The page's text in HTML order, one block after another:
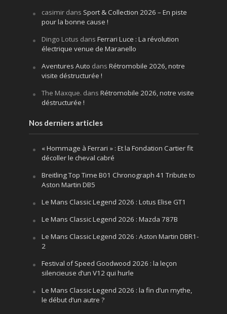
casimirdans Sport & Collection 2026 – En piste
pour la bonne cause !
Dingo Lotus dans Ferrari Luce : La révolution
électrique venue de Maranello
Aventures Auto dans Rétromobile 2026, notre
visite déstructurée !
The Maxque. dans Rétromobile 2026, notre visite
déstructurée !
Nos derniers articles
« Hommage à Ferrari » : Et la Fondation Cartier fit
décoller le cheval cabré
Breitling Top Time B01 Chronograph 41 Tribute to
Aston Martin DB5
Le Mans Classic Legend 2026 : Lotus Elise GT1
Le Mans Classic Legend 2026 : Mazda 787B
Le Mans Classic Legend 2026 : Aston Martin DBR1-
2
Festival of Speed Goodwood 2026 : la leçon
silencieuse d’un V12 qui hurle
Le Mans Classic Legend 2026 : la fin d’un mythe,
le début d’un autre ?